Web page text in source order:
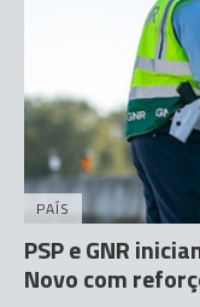
PAÍS
PSP e GNR
Novo com